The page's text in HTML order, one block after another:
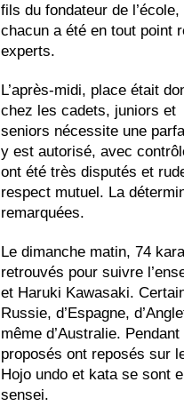
fils du fondateur de
chacun a été en tout point
experts.
L’après-midi, place était
chez les cadets, juniors et
seniors nécessite une
y est autorisé, avec
ont été très disputés et
respect mutuel. La
remarquées.
Le dimanche matin, 74
retrouvés pour suivre
et Haruki Kawasaki.
Russie, d’Espagne,
même d’Australie.
proposés ont reposés sur
Hojo undo et kata se sont
sensei.